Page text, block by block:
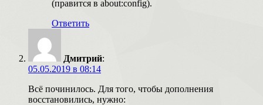
(правится в about:config).
Ответить
Дмитрий:
05.05.2019 в 08:14
Всё починилось. Для того, чтобы дополнения
восстановились, нужно: